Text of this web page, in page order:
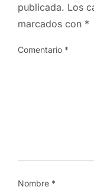
publicada. Los
marcados con *
Comentario *
Nombre *